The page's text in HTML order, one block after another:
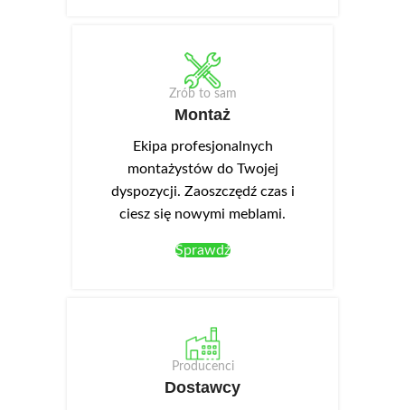
Zrób to sam
Montaż
Ekipa profesjonalnych
montażystów do Twojej
dyspozycji. Zaoszczędź czas i
ciesz się nowymi meblami.
Sprawdź
Producenci
Dostawcy